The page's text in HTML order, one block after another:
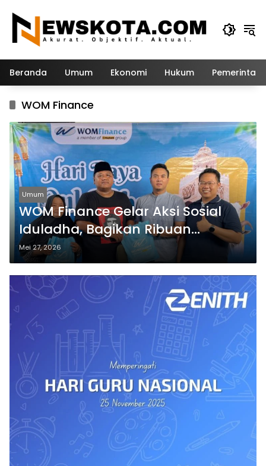
konten
Beranda Umum Ekonomi Hukum
WOM Finance
Umum
WOM Finance Gelar Aksi Sosial
Iduladha, Bagikan Ribuan
Kantong Daging Kurban
Mei 27, 2026